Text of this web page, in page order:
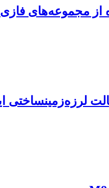
از مجموعه‌های فازی
لرزه‌زمینساختی